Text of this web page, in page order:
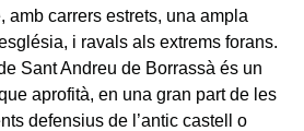
amb carrers estrets, una ampla
i ravals als extrems forans.
Sant Andreu de Borrassà és un
aprofità, en una gran part de les
defensius de l’antic castell o